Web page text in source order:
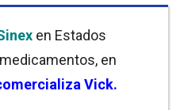
en Estados
en
Vick.